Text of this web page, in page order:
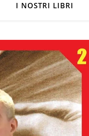
I NOSTRI LIBRI